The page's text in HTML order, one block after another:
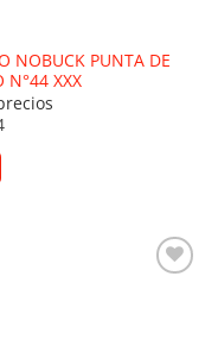
NOBUCK PUNTA DE
N°44 XXX